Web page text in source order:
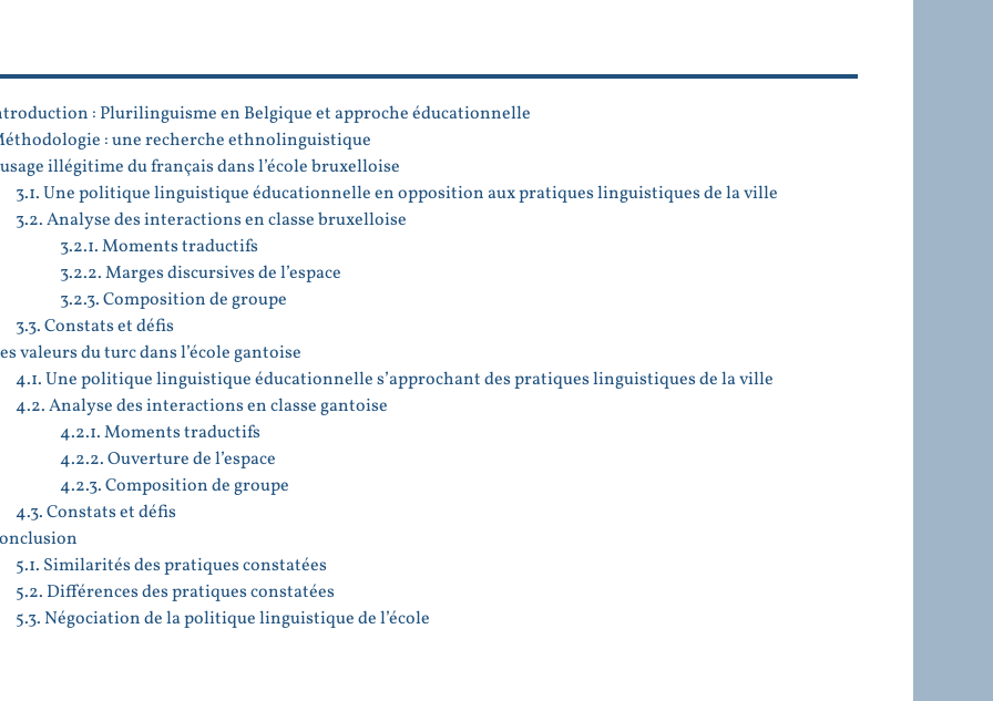
: Plurilinguisme en Belgique et approche éducationnelle
: une recherche ethnolinguistique
illégitime du français dans l’école bruxelloise
3.1. Une politique linguistique éducationnelle en opposition aux pratiques linguistiques de la ville
3.2. Analyse des interactions en classe bruxelloise
3.2.1. Moments traductifs
3.2.2. Marges discursives de l’espace
3.2.3. Composition de groupe
3.3. Constats et défis
valeurs du turc dans l’école gantoise
4.1. Une politique linguistique éducationnelle s’approchant des pratiques linguistiques de la ville
4.2. Analyse des interactions en classe gantoise
4.2.1. Moments traductifs
4.2.2. Ouverture de l’espace
4.2.3. Composition de groupe
4.3. Constats et défis
5.1. Similarités des pratiques constatées
5.2. Différences des pratiques constatées
5.3. Négociation de la politique linguistique de l’école